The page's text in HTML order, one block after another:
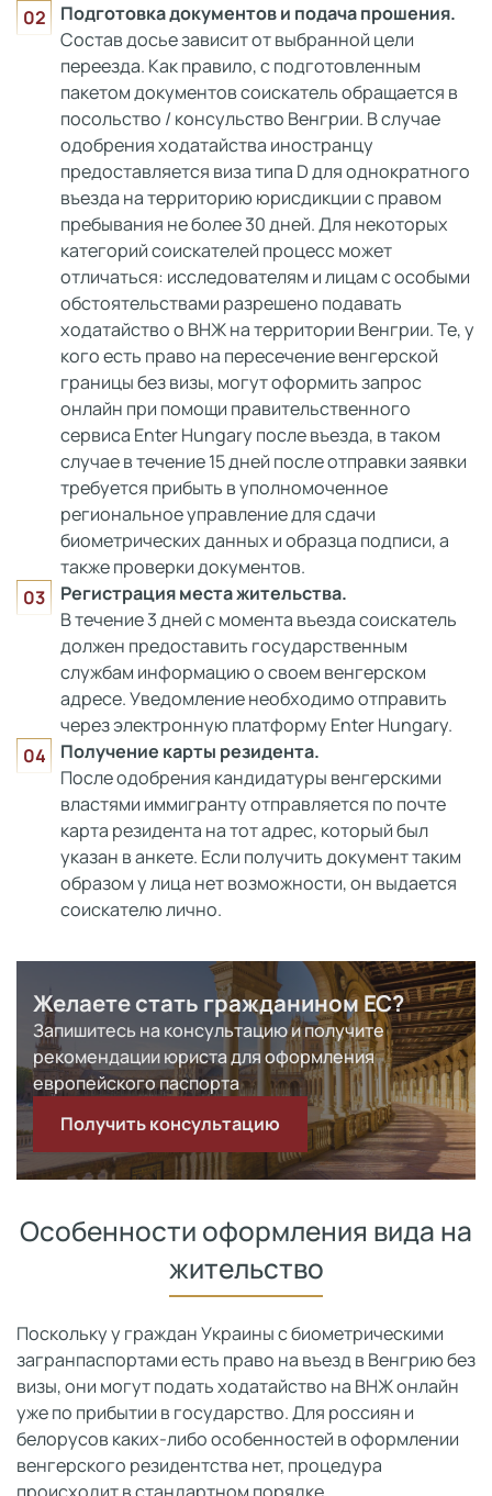
Подготовка документов и подача прошения.
Состав досье зависит от выбранной цели
переезда. Как правило, с подготовленным
пакетом документов соискатель обращается в
посольство / консульство Венгрии. В случае
одобрения ходатайства иностранцу
предоставляется виза типа D для однократного
въезда на территорию юрисдикции с правом
пребывания не более 30 дней. Для некоторых
категорий соискателей процесс может
отличаться: исследователям и лицам с особыми
обстоятельствами разрешено подавать
ходатайство о ВНЖ на территории Венгрии. Те, у
кого есть право на пересечение венгерской
границы без визы, могут оформить запрос
онлайн при помощи правительственного
сервиса Enter Hungary после въезда, в таком
случае в течение 15 дней после отправки заявки
требуется прибыть в уполномоченное
региональное управление для сдачи
биометрических данных и образца подписи, а
также проверки документов.
Регистрация места жительства.
В течение 3 дней с момента въезда соискатель
должен предоставить государственным
службам информацию о своем венгерском
адресе. Уведомление необходимо отправить
через электронную платформу Enter Hungary.
Получение карты резидента.
После одобрения кандидатуры венгерскими
властями иммигранту отправляется по почте
карта резидента на тот адрес, который был
указан в анкете. Если получить документ таким
образом у лица нет возможности, он выдается
соискателю лично.
Желаете стать гражданином ЕС?
Запишитесь на консультацию и получите
рекомендации юриста для оформления
европейского паспорта
Получить консультацию
Особенности оформления вида на
жительство
Поскольку у граждан Украины с биометрическими
загранпаспортами есть право на въезд в Венгрию без
визы, они могут подать ходатайство на ВНЖ онлайн
уже по прибытии в государство. Для россиян и
белорусов каких-либо особенностей в оформлении
венгерского резидентства нет, процедура